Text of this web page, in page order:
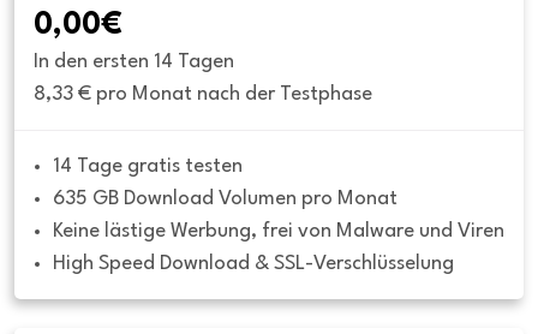
0,00€
In den ersten 14 Tagen
8,33 € pro Monat nach der Testphase
14 Tage gratis testen
635 GB Download Volumen pro Monat
Keine lästige Werbung, frei von Malware und Viren
High Speed Download & SSL-Verschlüsselung